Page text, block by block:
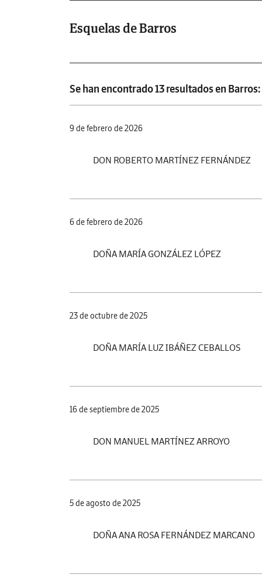
Esquelas de Barros
Se han encontrado 13 resultados en Barros:
9 de febrero de 2026
DON ROBERTO MARTÍNEZ FERNÁNDEZ
6 de febrero de 2026
DOÑA MARÍA GONZÁLEZ LÓPEZ
23 de octubre de 2025
DOÑA MARÍA LUZ IBÁÑEZ CEBALLOS
16 de septiembre de 2025
DON MANUEL MARTÍNEZ ARROYO
5 de agosto de 2025
DOÑA ANA ROSA FERNÁNDEZ MARCANO